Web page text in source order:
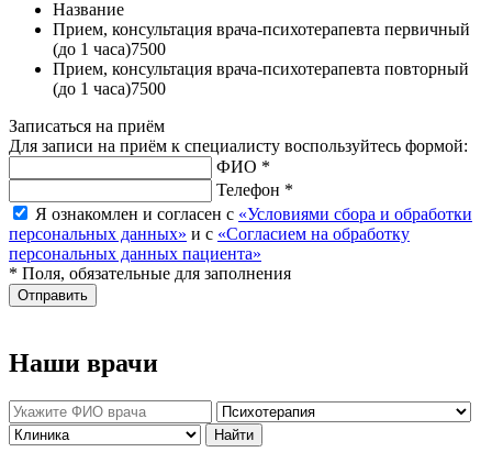
Название
Прием, консультация врача-психотерапевта первичный
(до 1 часа)7500
Прием, консультация врача-психотерапевта повторный
(до 1 часа)7500
Записаться на приём
Для записи на приём к специалисту воспользуйтесь формой:
ФИО *
Телефон *
Я ознакомлен и согласен с «Условиями сбора и обработки
персональных данных» и с «Согласием на обработку
персональных данных пациента»
* Поля, обязательные для заполнения
Отправить
Наши врачи